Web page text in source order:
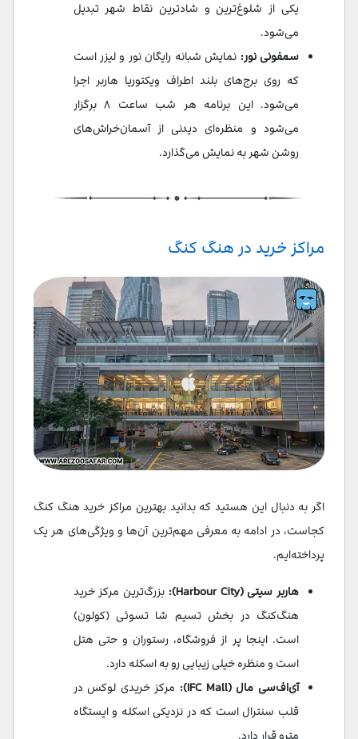
یکی از شلوغ‌ترین و شادترین نقاط شهر تبدیل
می‌شود.
سمفونی نور: نمایش شبانه‌ رایگان نور و لیزر است
که روی برج‌های بلند اطراف ویکتوریا هاربر اجرا
می‌شود. این برنامه هر شب ساعت ۸ برگزار
می‌شود و منظره‌ای دیدنی از آسمان‌خراش‌های
روشن شهر به نمایش می‌گذارد.
مراکز خرید در هنگ کنگ
اگر به دنبال این هستید که بدانید بهترین مراکز خرید هنگ کنگ
کجاست، در ادامه به معرفی مهم‌ترین آن‌ها و ویژگی‌های هر یک
پرداخته‌ایم.
هاربر سیتی (Harbour City):
بزرگ‌ترین مرکز خرید
هنگ‌کنگ در بخش تسیم شا تسوئی (کولون)
است. اینجا پر از فروشگاه، رستوران و حتی هتل
است و منظره خیلی زیبایی رو به اسکله دارد.
آی‌اف‌سی مال (IFC Mall):
مرکز خریدی لوکس در
قلب سنترال است که در نزدیکی اسکله و ایستگاه